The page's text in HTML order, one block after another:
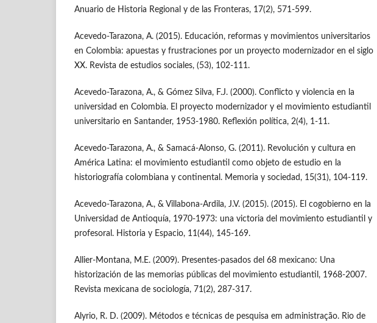
Anuario de Historia Regional y de las Fronteras, 17(2), 571-599.
Acevedo-Tarazona, A. (2015). Educación, reformas y movimientos universitarios
en Colombia: apuestas y frustraciones por un proyecto modernizador en el siglo
XX. Revista de estudios sociales, (53), 102-111.
Acevedo-Tarazona, A., & Gómez Silva, F.J. (2000). Conflicto y violencia en la
universidad en Colombia. El proyecto modernizador y el movimiento estudiantil
universitario en Santander, 1953-1980. Reflexión política, 2(4), 1-11.
Acevedo-Tarazona, A., & Samacá-Alonso, G. (2011). Revolución y cultura en
América Latina: el movimiento estudiantil como objeto de estudio en la
historiografía colombiana y continental. Memoria y sociedad, 15(31), 104-119.
Acevedo-Tarazona, A., & Villabona-Ardila, J.V. (2015). (2015). El cogobierno en la
Universidad de Antioquía, 1970-1973: una victoria del movimiento estudiantil y
profesoral. Historia y Espacio, 11(44), 145-169.
Allier-Montana, M.E. (2009). Presentes-pasados del 68 mexicano: Una
historización de las memorias públicas del movimiento estudiantil, 1968-2007.
Revista mexicana de sociología, 71(2), 287-317.
Alyrio, R. D. (2009). Métodos e técnicas de pesquisa em administração. Rio de